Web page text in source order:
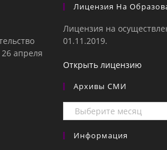
апреля
Лицензия На
Лицензия на
01.11.2019.
Открыть лицензию
Архивы СМИ
Архивы
СМИ
Информация